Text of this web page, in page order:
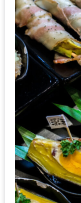
นวัน
แม่
แห่ง
ชาติ
2557
หมู
กระทะ
ทั่ว
เชียงใหม่
TOP30
ราคา
ไม่
เกิน